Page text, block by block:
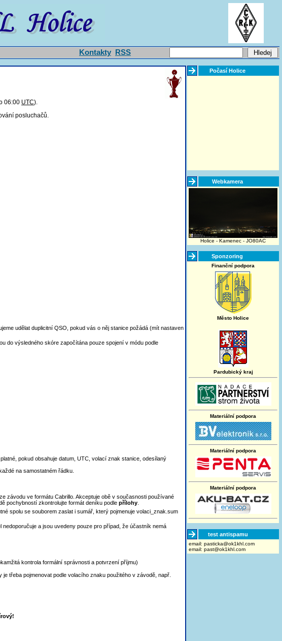
Kontakty RSS
06:00 UTC).
posluchačů.
udělat duplicitní QSO, pokud vás o něj stanice požádá (mít nastaven
do výsledného skóre započítána pouze spojení v módu podle
pokud obsahuje datum, UTC, volací znak stanice, odesílaný
na samostatném řádku.
závodu ve formátu Cabrillo. Akceptuje obě v současnosti používané
pochybností zkontrolujte formát deníku podle přílohy
spolu se souborem zaslat i sumář, který pojmenuje volaci_znak.sum
nedoporučuje a jsou uvedeny pouze pro případ, že účastník nemá
kontrola formální správnosti a potvrzení příjmu)
třeba pojmenovat podle volacího znaku použitého v závodě, např.
Počasí Holice
Webkamera
Holice - Kamenec - JO80AC
Sponzoring
Finanční podpora
Město Holice
Pardubický kraj
Materiální podpora
Materiální podpora
Materiální podpora
test antispamu
email: moc.lhk1ko@akcitsap
email: past@ok1khl.com